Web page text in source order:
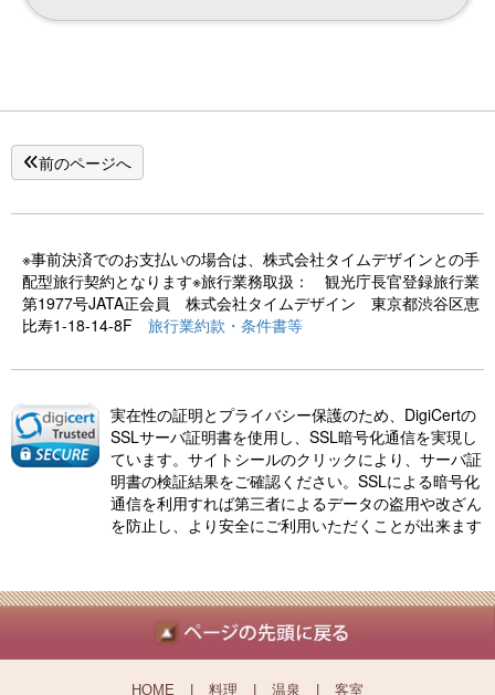
前のページへ
※事前決済でのお支払いの場合は、株式会社タイムデザインとの手
配型旅行契約となります※旅行業務取扱： 観光庁長官登録旅行業
第1977号JATA正会員 株式会社タイムデザイン 東京都渋谷区恵
比寿1-18-14-8F 旅行業約款・条件書等
実在性の証明とプライバシー保護のため、DigiCertの
SSLサーバ証明書を使用し、SSL暗号化通信を実現し
ています。サイトシールのクリックにより、サーバ証
明書の検証結果をご確認ください。SSLによる暗号化
通信を利用すれば第三者によるデータの盗用や改ざん
を防止し、より安全にご利用いただくことが出来ます
HOME 料理 温泉 客室